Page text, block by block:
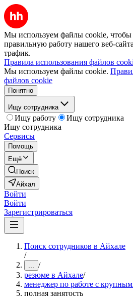
Мы используем файлы cookie, чтобы
правильную работу нашего веб-
трафик.
Правила использования файлов
Мы используем файлы cookie.
файлов cookie
Понятно
Ищу сотрудника
Ищу работу
Ищу сотрудника
Ищу сотрудника
Сервисы
Помощь
Ещё
Поиск
Айхал
Войти
Войти
Зарегистрироваться
Поиск сотрудников в Айхале
/
... /
резюме в Айхале/
менеджер по работе с
полная занятость